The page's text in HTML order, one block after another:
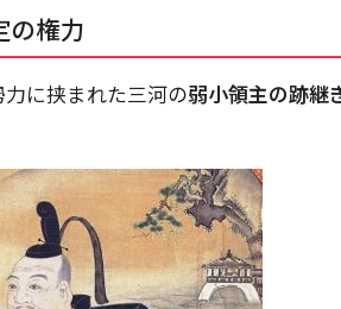
の権力
に挟まれた三河の弱小領主の跡継